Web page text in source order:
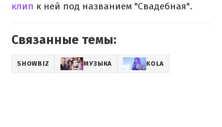
клип к ней под названием "Свадебная".
Связанные темы:
SHOWBIZ МУЗЫКА KOLA